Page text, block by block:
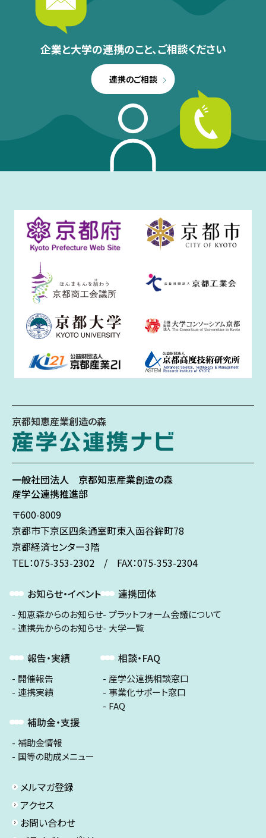
企業と大学の連携のこと、ご相談ください
連携のご相談
京都知恵産業創造の森
一般社団法人 京都知恵産業創造の森
産学公連携推進部
〒600-8009
京都市下京区四条通室町東入函谷鉾町78
京都経済センター3階
TEL：075-353-2302 / FAX：075-353-2304
お知らせ・イベント
知恵森からのお知らせ
連携先からのお知らせ
報告・実績
開催報告
連携実績
補助金・支援
補助金情報
国等の助成メニュー
連携団体
プラットフォーム会議について
大学一覧
相談・FAQ
産学公連携相談窓口
事業化サポート窓口
FAQ
メルマガ登録
アクセス
お問い合わせ